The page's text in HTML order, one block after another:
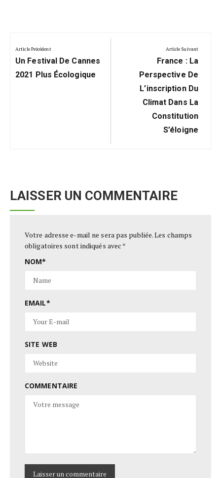
de
l’article
Article Précédent
Previous
Post:
Un Festival De Cannes
2021 Plus Écologique
Article Suivant
Next
Post:
France : La
Perspective De
L’inscription Du
Climat Dans La
Constitution
S’éloigne
LAISSER UN COMMENTAIRE
Votre adresse e-mail ne sera pas publiée.Les champs
obligatoires sont indiqués avec *
NOM*
EMAIL*
SITE WEB
COMMENTAIRE